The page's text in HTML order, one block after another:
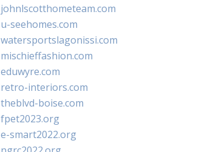
johnlscotthometeam.com
u-seehomes.com
watersportslagonissi.com
mischieffashion.com
eduwyre.com
retro-interiors.com
theblvd-boise.com
fpet2023.org
e-smart2022.org